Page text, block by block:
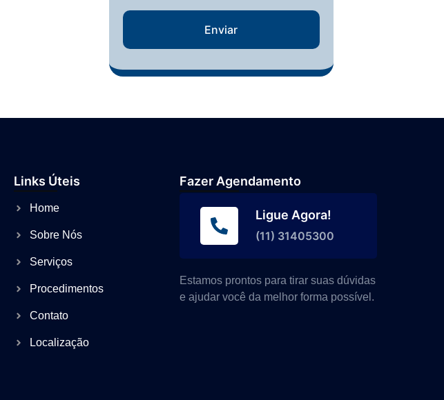
Enviar
Links Úteis
Home
Sobre Nós
Serviços
Procedimentos
Contato
Localização
Fazer Agendamento
Ligue Agora!
(11) 31405300
Estamos prontos para tirar suas dúvidas
e ajudar você da melhor forma possível.